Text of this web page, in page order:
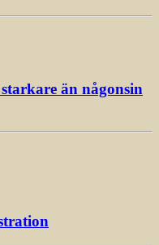
än någonsin